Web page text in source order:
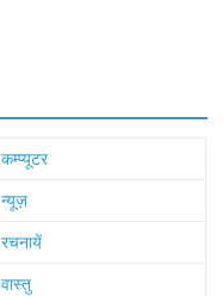
कम्प्यूटर
न्यूज़
रचनायें
वास्तु